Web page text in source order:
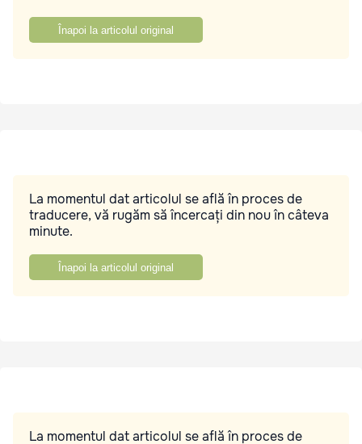
Înapoi la articolul original
La momentul dat articolul se află în proces de
traducere, vă rugăm să încercați din nou în câteva
minute.
Înapoi la articolul original
La momentul dat articolul se află în proces de